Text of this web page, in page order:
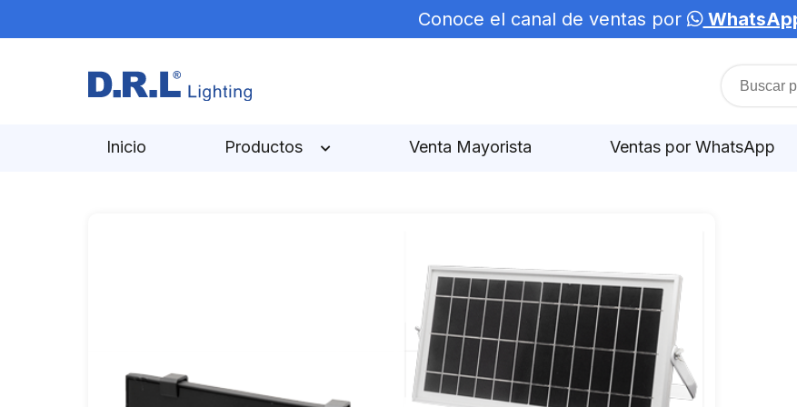
Conoce el canal de ventas por
Inicio Productos Venta Mayorista Ventas por WhatsApp